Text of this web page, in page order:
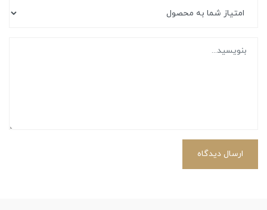
ارسال دیدگاه